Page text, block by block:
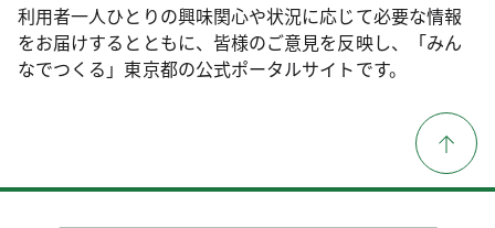
利用者一人ひとりの興味関心や状況に応じて必要な情報
をお届けするとともに、皆様のご意見を反映し、「みん
なでつくる」東京都の公式ポータルサイトです。